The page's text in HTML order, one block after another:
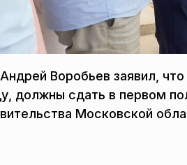
Воробьев заявил,
должны сдать в первом
Московской